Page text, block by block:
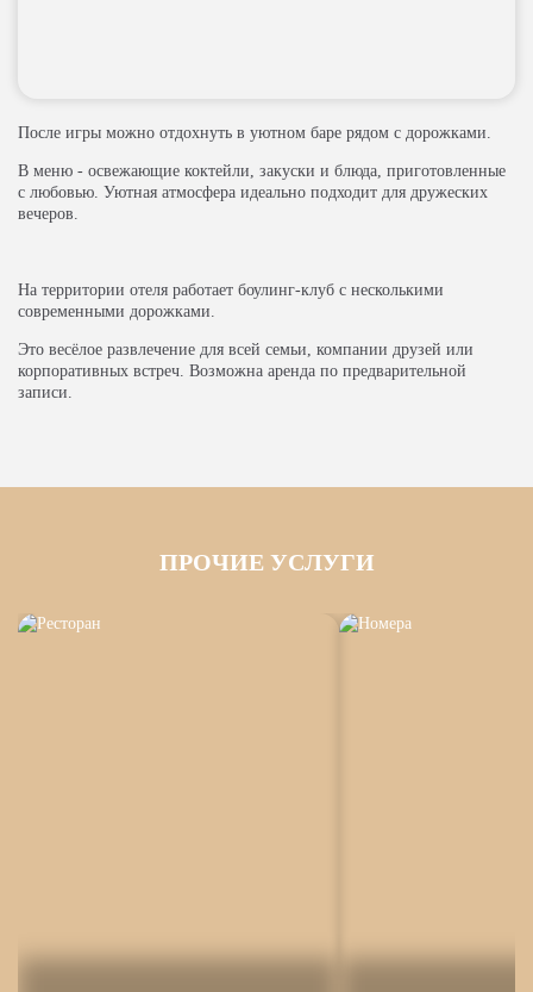
После игры можно отдохнуть в уютном баре рядом с дорожками.
В меню - освежающие коктейли, закуски и блюда, приготовленные
с любовью. Уютная атмосфера идеально подходит для дружеских
вечеров.
На территории отеля работает боулинг-клуб с несколькими
современными дорожками.
Это весёлое развлечение для всей семьи, компании друзей или
корпоративных встреч. Возможна аренда по предварительной
записи.
ПРОЧИЕ УСЛУГИ